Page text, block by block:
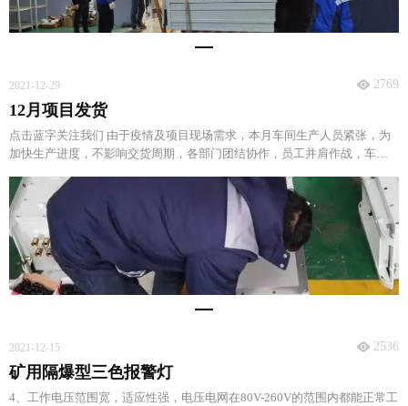
2021-12-29 2769
12月项目发货
点击蓝字关注我们 由于疫情及项目现场需求，本月车间生产人员紧张，为
加快生产进度，不影响交货周期，各部门团结协作，员工并肩作战，车间
2021-12-15 2536
矿用隔爆型三色报警灯
4、工作电压范围宽，适应性强，电压电网在80V-260V的范围内都能正常工